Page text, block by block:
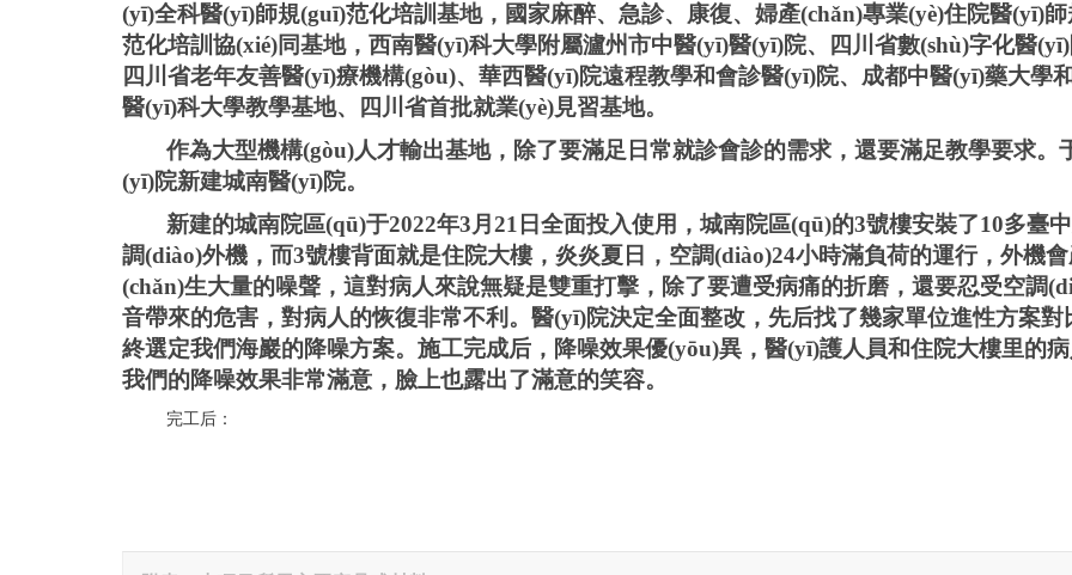
(yī)全科醫(yī)師規(guī)范化培訓基地，國家麻醉、急診、康復、婦產(chǎn)專業(yè)住院醫(yī)
范化培訓協(xié)同基地，西南醫(yī)科大學附屬瀘州市中醫(yī)醫(yī)院、四川省數(shù)字化醫(yī)
四川省老年友善醫(yī)療機構(gòu)、華西醫(yī)院遠程教學和會診醫(yī)院、成都中醫(yī)藥大學
醫(yī)科大學教學基地、四川省首批就業(yè)見習基地。
作為大型機構(gòu)人才輸出基地，除了要滿足日常就診會診的需求，還要滿足教學要求。
(yī)院新建城南醫(yī)院。
新建的城南院區(qū)于2022年3月21日全面投入使用，城南院區(qū)的3號樓安裝了10多臺
調(diào)外機，而3號樓背面就是住院大樓，炎炎夏日，空調(diào)24小時滿負荷的運行，外機
(chǎn)生大量的噪聲，這對病人來說無疑是雙重打擊，除了要遭受病痛的折磨，還要忍受空調
音帶來的危害，對病人的恢復非常不利。醫(yī)院決定全面整改，先后找了幾家單位進性方案
終選定我們海巖的降噪方案。施工完成后，降噪效果優(yōu)異，醫(yī)護人員和住院大樓里的
我們的降噪效果非常滿意，臉上也露出了滿意的笑容。
完工后：